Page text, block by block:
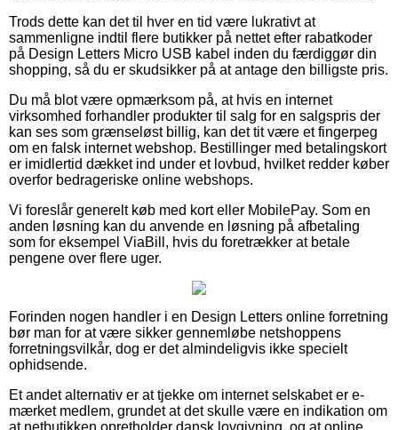
Trods dette kan det til hver en tid være lukrativt at
sammenligne indtil flere butikker på nettet efter rabatkoder
på Design Letters Micro USB kabel inden du færdiggør din
shopping, så du er skudsikker på at antage den billigste pris.
Du må blot være opmærksom på, at hvis en internet
virksomhed forhandler produkter til salg for en salgspris der
kan ses som grænseløst billig, kan det tit være et fingerpeg
om en falsk internet webshop. Bestillinger med betalingskort
er imidlertid dækket ind under et lovbud, hvilket redder køber
overfor bedrageriske online webshops.
Vi foreslår generelt køb med kort eller MobilePay. Som en
anden løsning kan du anvende en løsning på afbetaling
som for eksempel ViaBill, hvis du foretrækker at betale
pengene over flere uger.
Forinden nogen handler i en Design Letters online forretning
bør man for at være sikker gennemløbe netshoppens
forretningsvilkår, dog er det almindeligvis ikke specielt
ophidsende.
Et andet alternativ er at tjekke om internet selskabet er e-
mærket medlem, grundet at det skulle være en indikation om
at netbutikken opretholder dansk lovgivning, og at online